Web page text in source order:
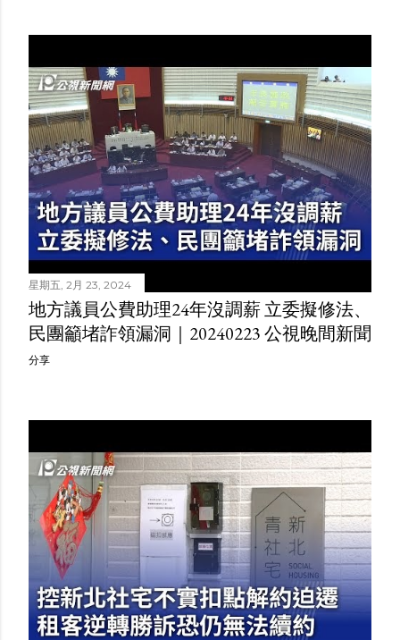
星期五, 2月 23, 2024
地方議員公費助理24年沒調薪 立委擬修法、
民團籲堵詐領漏洞｜20240223 公視晚間新聞
分享